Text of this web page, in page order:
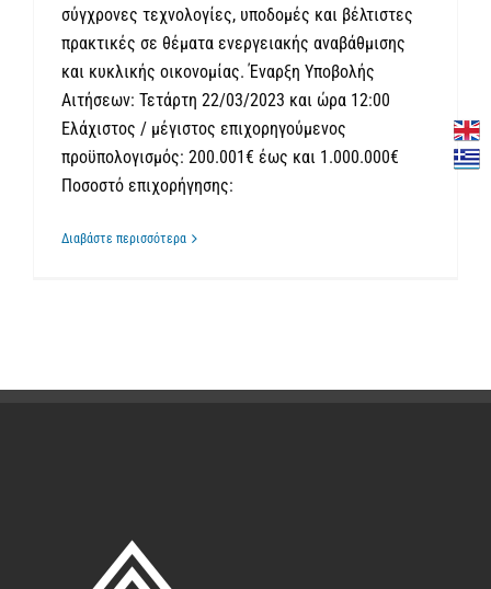
σύγχρονες τεχνολογίες, υποδομές και βέλτιστες
πρακτικές σε θέματα ενεργειακής αναβάθμισης
και κυκλικής οικονομίας. Έναρξη Υποβολής
Αιτήσεων: Τετάρτη 22/03/2023 και ώρα 12:00
Ελάχιστος / μέγιστος επιχορηγούμενος
προϋπολογισμός: 200.001€ έως και 1.000.000€
Ποσοστό επιχορήγησης:
Διαβάστε περισσότερα